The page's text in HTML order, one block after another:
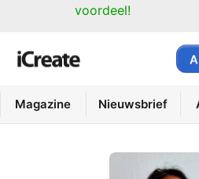
voordeel!
Magazine Nieuwsbrief